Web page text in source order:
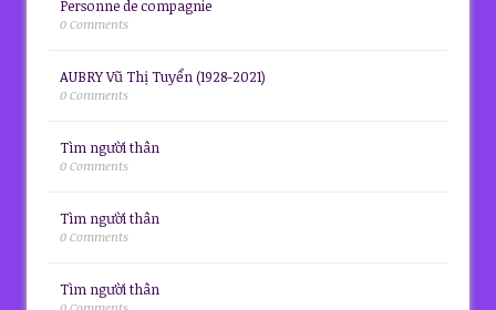
Personne de compagnie
0 Comments
AUBRY Vũ Thị Tuyển (1928-2021)
0 Comments
Tìm người thân
0 Comments
Tìm người thân
0 Comments
Tìm người thân